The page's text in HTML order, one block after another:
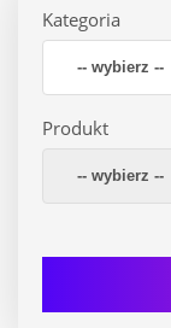
Kategoria
Produkt